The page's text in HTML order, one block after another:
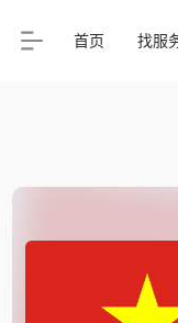
首页 找服